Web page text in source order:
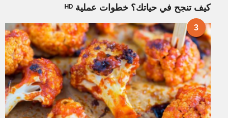
كيف تنجح في حياتك؟ خطوات عملية ᴴᴰ
3